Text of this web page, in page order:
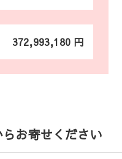
372,993,180 円
お寄せください